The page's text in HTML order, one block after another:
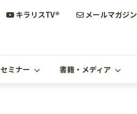
キラリスTV® メールマガジン
セミナー 書籍・メディア